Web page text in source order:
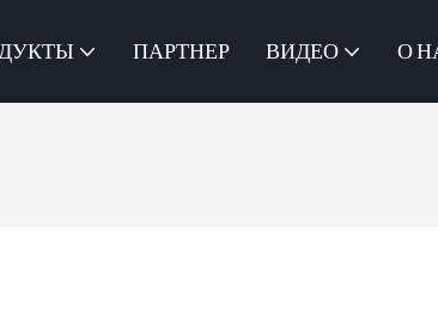
ПАРТНЕР ВИДЕО О